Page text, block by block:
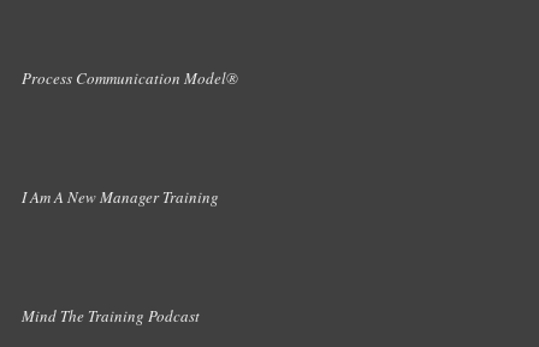
Process Communication Model®
I Am A New Manager Training
Mind The Training Podcast